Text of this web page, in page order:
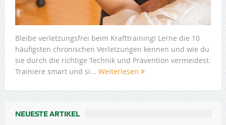
Bleibe verletzungsfrei beim Krafttraining! Lerne die 10
häufigsten chronischen Verletzungen kennen und wie du
sie durch die richtige Technik und Prävention vermeidest.
Trainiere smart und si... Weiterlesen
NEUESTE ARTIKEL